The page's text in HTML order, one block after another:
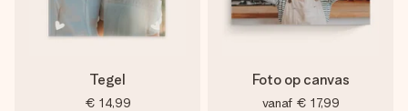
Tegel
€ 14,99
Foto op canvas
vanaf € 17,99